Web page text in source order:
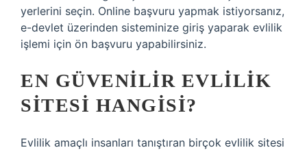
yerlerini seçin. Online başvuru yapmak istiyorsanız,
e-devlet üzerinden sisteminize giriş yaparak evlilik
işlemi için ön başvuru yapabilirsiniz.
EN GÜVENILIR EVLILIK
SITESI HANGISI?
Evlilik amaçlı insanları tanıştıran birçok evlilik sitesi